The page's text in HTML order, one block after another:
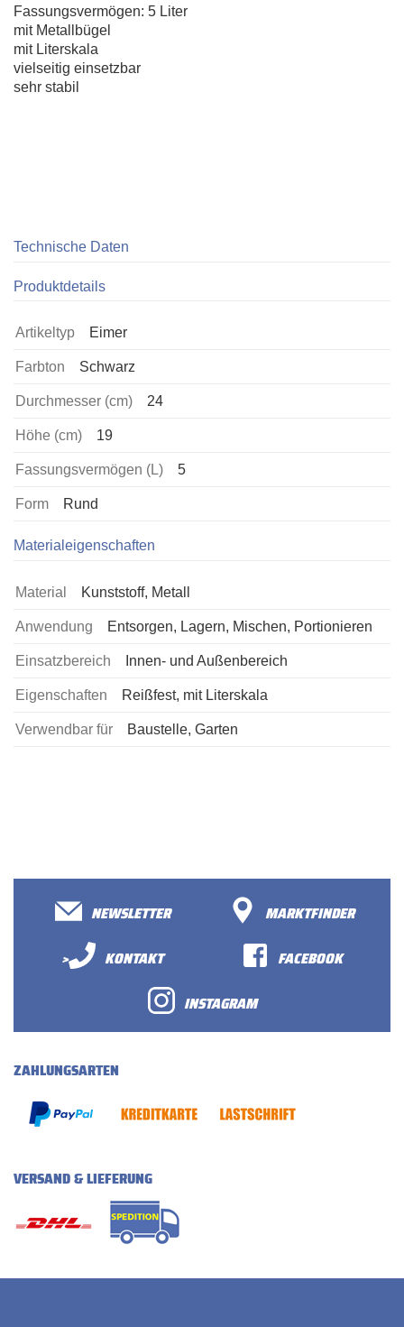
Fassungsvermögen: 5 Liter
mit Metallbügel
mit Literskala
vielseitig einsetzbar
sehr stabil
Technische Daten
Produktdetails
Artikeltyp Eimer
Farbton Schwarz
Durchmesser (cm) 24
Höhe (cm) 19
Fassungsvermögen (L) 5
Form Rund
Materialeigenschaften
Material Kunststoff, Metall
Anwendung Entsorgen, Lagern, Mischen, Portionieren
Einsatzbereich Innen- und Außenbereich
Eigenschaften Reißfest, mit Literskala
Verwendbar für Baustelle, Garten
NEWSLETTER
MARKTFINDER
>
KONTAKT
FACEBOOK
INSTAGRAM
ZAHLUNGSARTEN
VERSAND & LIEFERUNG